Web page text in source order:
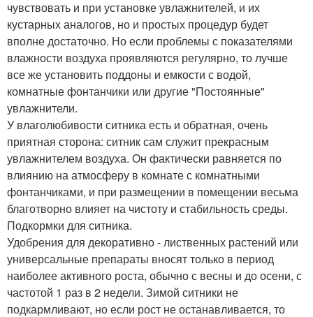
чувствовать и при установке увлажнителей, и их
кустарных аналогов, но и простых процедур будет
вполне достаточно. Но если проблемы с показателями
влажности воздуха проявляются регулярно, то лучше
все же установить поддоны и емкости с водой,
комнатные фонтанчики или другие "Постоянные"
увлажнители.
У влаголюбивости ситника есть и обратная, очень
приятная сторона: ситник сам служит прекрасным
увлажнителем воздуха. Он фактически равняется по
влиянию на атмосферу в комнате с комнатными
фонтанчиками, и при размещении в помещении весьма
благотворно влияет на чистоту и стабильность среды.
Подкормки для ситника.
Удобрения для декоративно - лиственных растений или
универсальные препараты вносят только в период
наиболее активного роста, обычно с весны и до осени, с
частотой 1 раз в 2 недели. Зимой ситники не
подкармливают, но если рост не останавливается, то